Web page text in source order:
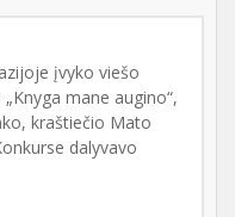
įvyko viešo
mane augino“,
kraštiečio Mato
dalyvavo